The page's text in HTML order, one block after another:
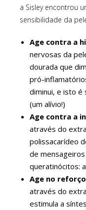
a Sisley encontrou
sensibilidade da
Age contra a
nervosas da
dourada que
pró-
diminui, e isto
(um alívio!)
Age contra a
através do
polissacarídeo
de
queratinócitos:
Age no
através do
estimula a